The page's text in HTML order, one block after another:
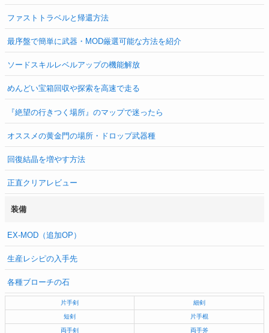
ファストトラベルと帰還方法
最序盤で簡単に武器・MOD厳選可能な方法を紹介
ソードスキルレベルアップの機能解放
めんどい宝箱回収や探索を高速で走る
『絶望の行きつく場所』のマップで迷ったら
オススメの黄金門の場所・ドロップ武器種
回復結晶を増やす方法
正直クリアレビュー
装備
EX-MOD（追加OP）
生産レシピの入手先
各種ブローチの石
片手剣 細剣
短剣 片手棍
両手剣 両手斧